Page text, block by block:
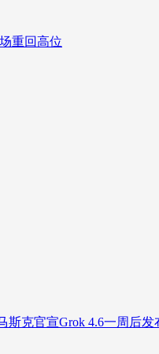
重回高位
斯克官宣Grok 4.6一周后发